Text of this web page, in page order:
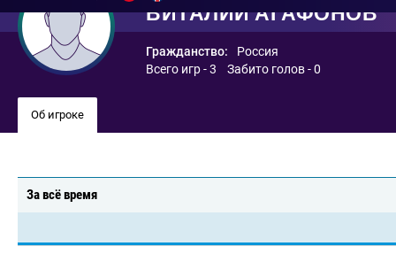
ВИТАЛИЙ АГАФОНОВ
Гражданство:
Россия
Всего игр - 3 Забито голов - 0
Об игроке
За всё время